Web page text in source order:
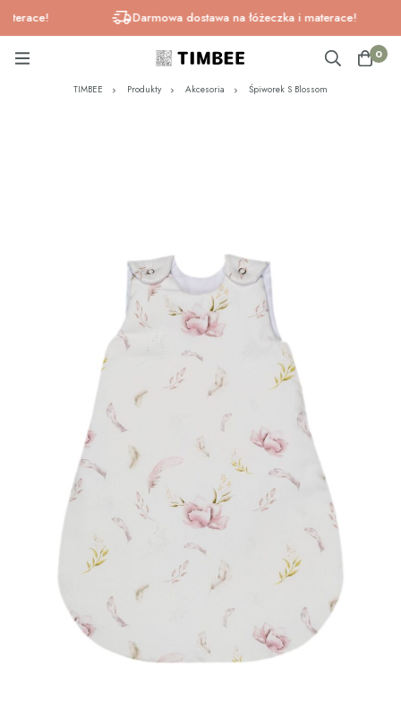
Darmowa dostawa na łóżeczka i materace!
0
TIMBEE Produkty Akcesoria Śpiworek S Blossom